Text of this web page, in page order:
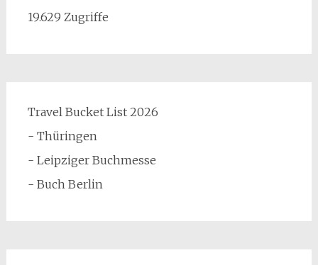
19.629 Zugriffe
Travel Bucket List 2026
- Thüringen
- Leipziger Buchmesse
- Buch Berlin